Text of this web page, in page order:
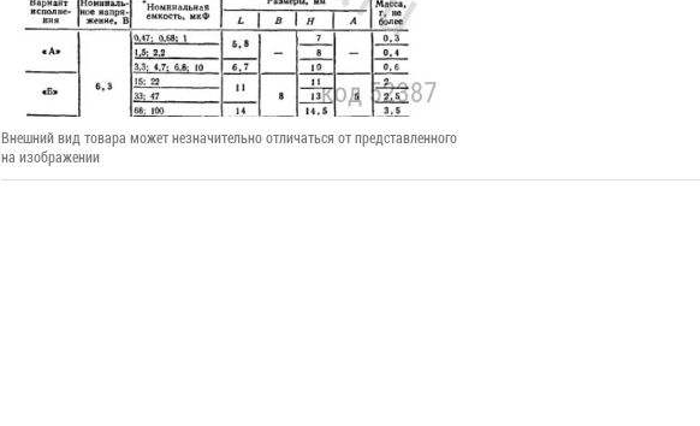
Внешний вид товара может незначительно отличаться от представленного
на изображении